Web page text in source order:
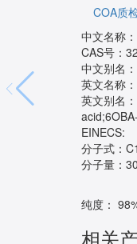
COA质
中文名称
CAS号：
中文别名
英文名称
英文别名
EINECS:
分子式：
分子量：
纯度：
相关